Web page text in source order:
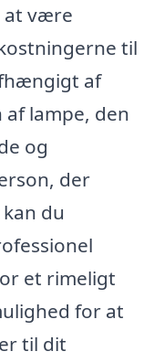
at være
til
af
lampe, den
og
der
du
et rimeligt
for at
til dit